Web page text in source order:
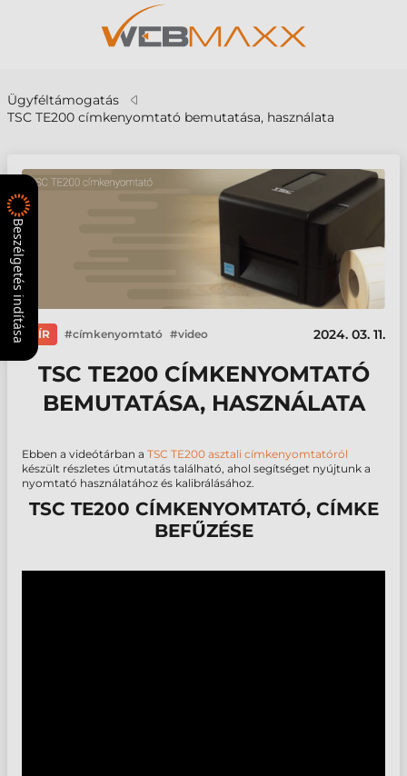
Ügyféltámogatás
TSC TE200 címkenyomtató bemutatása, használata
HÍR címkenyomtató video 2024. 03. 11.
TSC TE200 CÍMKENYOMTATÓ
BEMUTATÁSA, HASZNÁLATA
Ebben a videótárban a TSC TE200 asztali címkenyomtatóról
készült részletes útmutatás található, ahol segítséget nyújtunk a
nyomtató használatához és kalibrálásához.
TSC TE200 CÍMKENYOMTATÓ, CÍMKE
BEFŰZÉSE
Beszélgetés indítása